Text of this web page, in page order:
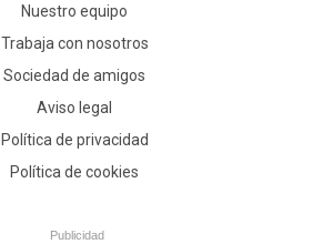
Nuestro equipo
Trabaja con nosotros
Sociedad de amigos
Aviso legal
Política de privacidad
Política de cookies
Publicidad